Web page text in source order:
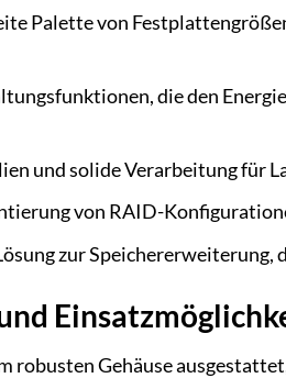
Palette von
die den
und solide Verarbeitung für
von RAID-
zur
robusten Gehäuse